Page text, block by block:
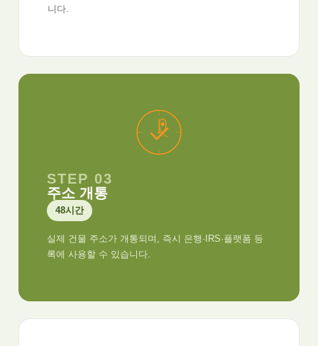
니다.
STEP 03
주소 개통
48시간
실제 건물 주소가 개통되며, 즉시 은행·IRS·플랫폼 등
록에 사용할 수 있습니다.